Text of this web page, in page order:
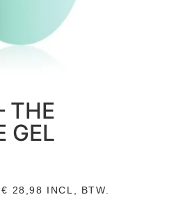
THE
GEL
€ 28,98 INCL, BTW.